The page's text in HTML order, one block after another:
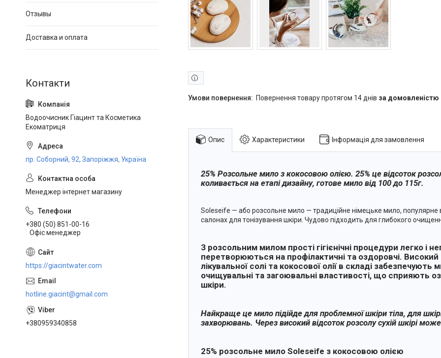
повернення товару протягом 14 днів за домовленістю
Опис Характеристики Інформація для замовлення
25% Розсольне мило з кокосовою олією. 25% це відсоток
коливається на етапі дизайну, готове мило від 100 до 115г.
Soleseife — або розсольне мило — традиційне німецьке мило, популярне
салонах для тонізування шкіри. Чудово підходить для глибокого
З розсольним милом прості гігієнічні процедури легко і
перетворюються на профілактичні та оздоровчі. Високий
лікувальної солі та кокосової олії в складі забезпечують
очищувальні та загоювальні властивості, що сприяють
шкіри.
Найкраще це мило підійде для проблемної шкіри тіла, для
захворювань. Через високий відсоток розсолу сухій шкірі
25% розсольне мило Soleseife з кокосовою олією
Отзывы
Доставка и оплата
Водоочисник Гіацинт та Косметика
Екоматриця
пр. Соборний, 92, Запоріжжя, Україна
Менеджер інтернет магазину
+380 (50) 851-00-16
Офіс менеджер
https://giacintwater.com
hotline.giacint@gmail.com
+380959340858